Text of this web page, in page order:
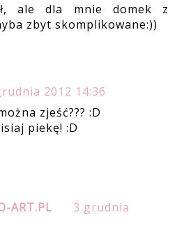
ale dla mnie domek z
zbyt skomplikowane:))
2012 14:36
zjeść??? :D
piekę! :D
ART.PL
3 grudnia